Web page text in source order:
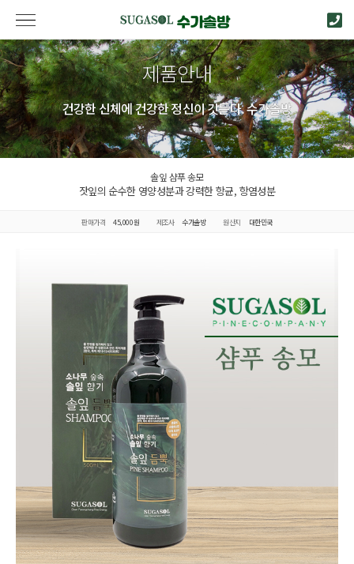
제품안내
건강한 신체에 건강한 정신이 깃든다. 수가솔방
솔잎 샴푸 송모
잣잎의 순수한 영양성분과 강력한 항균, 항염성분
판매가격 45,000원 제조사 수가솔방 원산지 대한민국